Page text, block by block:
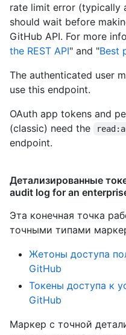
rate limit error (typically
should wait before
GitHub API. For more
the REST API" and "Best
The authenticated user
use this endpoint.
OAuth app tokens and
(classic) need the
endpoint.
Детализированные
audit log for an
Эта конечная точка
точными типами
Жетоны доступа
GitHub
Токены доступа к
GitHub
Маркер с точной